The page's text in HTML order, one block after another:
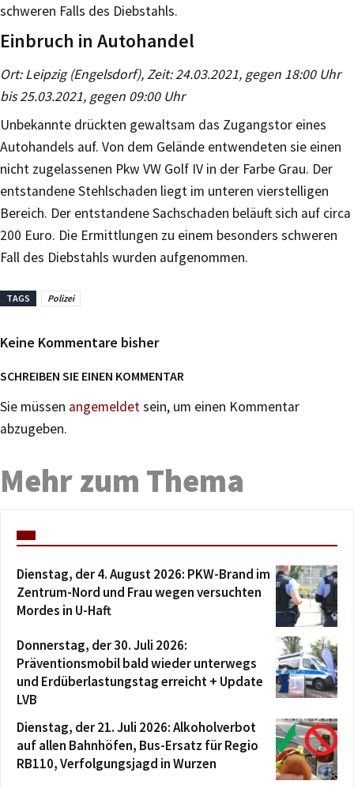
schweren Falls des Diebstahls.
Einbruch in Autohandel
Ort: Leipzig (Engelsdorf), Zeit: 24.03.2021, gegen 18:00 Uhr
bis 25.03.2021, gegen 09:00 Uhr
Unbekannte drückten gewaltsam das Zugangstor eines
Autohandels auf. Von dem Gelände entwendeten sie einen
nicht zugelassenen Pkw VW Golf IV in der Farbe Grau. Der
entstandene Stehlschaden liegt im unteren vierstelligen
Bereich. Der entstandene Sachschaden beläuft sich auf circa
200 Euro. Die Ermittlungen zu einem besonders schweren
Fall des Diebstahls wurden aufgenommen.
TAGS Polizei
Keine Kommentare bisher
SCHREIBEN SIE EINEN KOMMENTAR
Sie müssen angemeldetsein, um einen Kommentar
abzugeben.
Mehr zum Thema
Dienstag, der 4. August 2026: PKW-Brand im
Zentrum-Nord und Frau wegen versuchten
Mordes in U-Haft
Donnerstag, der 30. Juli 2026:
Präventionsmobil bald wieder unterwegs
und Erdüberlastungstag erreicht + Update
LVB
Dienstag, der 21. Juli 2026: Alkoholverbot
auf allen Bahnhöfen, Bus-Ersatz für Regio
RB110, Verfolgungsjagd in Wurzen